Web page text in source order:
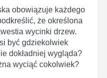
obowiązuje każdego
że określona
wycinki drzew.
być gdziekolwiek
dokładniej wygląda?
wyciąć cokolwiek?